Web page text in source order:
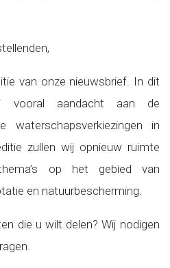
van onze nieuwsbrief. In dit
vooral aandacht aan de
waterschapsverkiezingen in
zullen wij opnieuw ruimte
op het gebied van
en natuurbescherming.
die u wilt delen? Wij nodigen